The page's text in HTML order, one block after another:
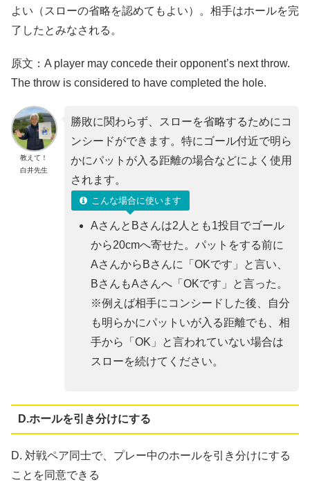
よい（スローの省略を認めてもよい）。相⼿はホールを完
了したとみなされる。
原文：A player may concede their opponent’s next throw.
The throw is considered to have completed the hole.
教えて！
白井先生
勝敗に関わらず、スローを省略するためにコ
ンシードができます。特にゴール付近で明ら
かにパットが入る距離の場合などによく使用
されます。
こんな場合に使います
AさんとBさんは2人とも1投目でゴール
から20cmへ寄せた。パットをする前に
AさんからBさんに「OKです」と言い、
BさんもAさんへ「OKです」と言った。
※例えば相手にコンシードした後、自分
も明らかにパットいが入る距離でも、相
手から「OK」と言われていない場合は
スローを続けてください。
D.ホールを引き分けにする
D. 対戦ペア同⼠で、プレー中のホールを引き分けにする
ことを同意できる